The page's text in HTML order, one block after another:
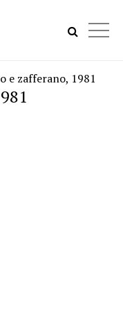
e zafferano, 1981